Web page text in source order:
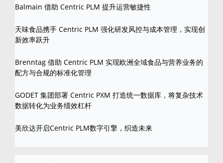
Balmain 借助 Centric PLM 提升运营敏捷性
天味食品携手 Centric PLM 强化研发风控与成本管理，实现创
新效率跃升
Brenntag 借助 Centric PLM 实现欧洲全域食品与营养业务的
配方与合规的标准化管理
GODET 集团部署 Centric PXM 打造统一数据库，将复杂技术
数据转化为业务绩效杠杆
美欣达开启Centric PLM数字引擎，织造未来